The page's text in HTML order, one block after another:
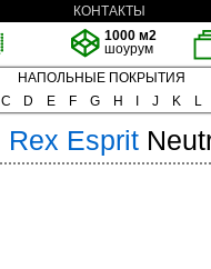
КОНТАКТЫ
1000 м2
шоурум
НАПОЛЬНЫЕ ПОКРЫТИЯ
C D E F G H J K L
Rex Esprit